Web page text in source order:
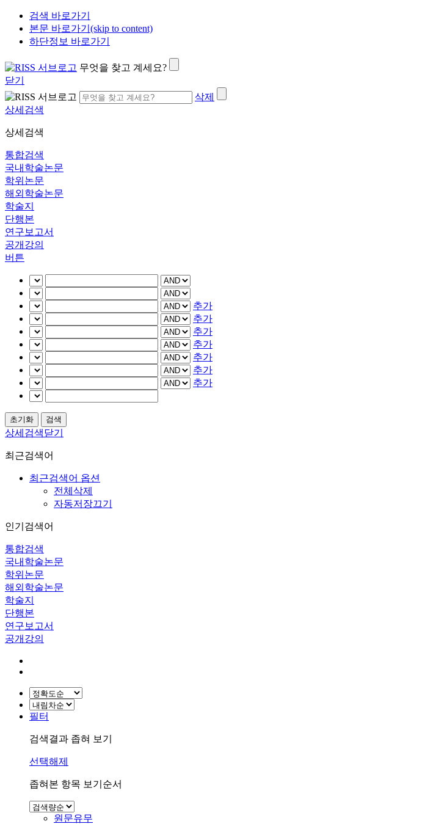
검색 바로가기
본문 바로가기(skip to content)
하단정보 바로가기
무엇을 찾고 계세요?
닫기
삭제
상세검색
상세검색
통합검색
국내학술논문
학위논문
해외학술논문
학술지
단행본
연구보고서
공개강의
버튼
추가
추가
추가
추가
추가
추가
추가
상세검색닫기
최근검색어
최근검색어 옵션
전체삭제
자동저장끄기
인기검색어
통합검색
국내학술논문
학위논문
해외학술논문
학술지
단행본
연구보고서
공개강의
필터
검색결과 좁혀 보기
선택해제
좁혀본 항목 보기순서
원문유무